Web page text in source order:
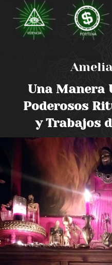
Una Manera
Poderosos
y Trabajos